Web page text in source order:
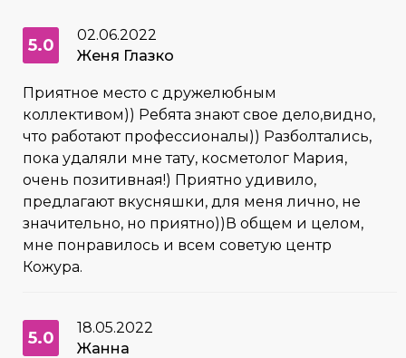
5.0
02.06.2022
Женя Глазко
Приятное место с дружелюбным
коллективом)) Ребята знают свое дело,видно,
что работают профессионалы)) Разболтались,
пока удаляли мне тату, косметолог Мария,
очень позитивная!) Приятно удивило,
предлагают вкусняшки, для меня лично, не
значительно, но приятно))В общем и целом,
мне понравилось и всем советую центр
Кожура.
5.0
18.05.2022
Жанна